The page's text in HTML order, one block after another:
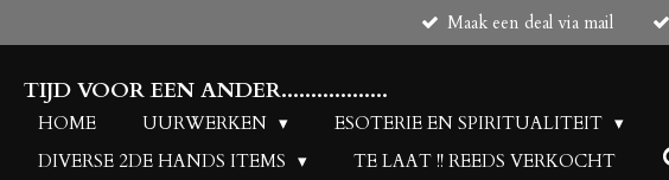
direct
de
hoofdinhoud
Maak een deal via mail
TIJD VOOR EEN ANDER..................
HOME UURWERKEN ESOTERIE EN SPIRITUALITEIT
DIVERSE 2DE HANDS ITEMS
TE LAAT !! REEDS VERKOCHT